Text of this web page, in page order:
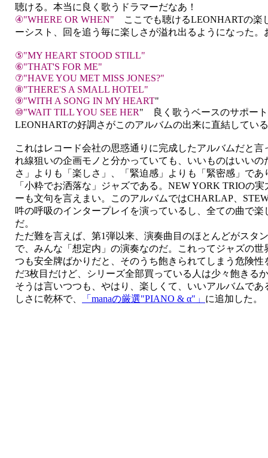
聴ける。本当に良く歌うドラマーだなあ！
④"WHERE OR WHEN" ここでも聴けるLEONHARTの楽
ーシスト、回を追う毎に楽しさが溢れ出るようになった
⑤"MY HEART STOOD STILL"
⑥"THAT'S FOR ME"
⑦"HAVE YOU MET MISS JONES?"
⑧"THERE'S A SMALL HOTEL"
⑨"WITH A SONG IN MY HEART"
⑩"WAIT TILL YOU SEE HER" 良く歌うベースのサポー
LEONHARTの好調さがこのアルバムの出来に直結してい
これはレコード会社の思惑通りに完成したアルバムだと
れ線狙いの企画モノと分かっていても、いいものはいい
さ」よりも「楽しさ」、「緊迫感」よりも「緊密感」で
「小粋でお洒落な」ジャズである。NEW YORK TRIOの
ーも文句を言えまい。
このアルバムではCHARLAP、
吽の呼吸のインタープレイを演っているし、全ての曲で
だ。
ただ難を言えば、第1弾以来、演奏曲目のほとんどがスタ
で、みんな「想定内」の演奏なのだ。これってジャズの
つも安全牌ばかりだと、そのうち飽きられてしまう危険
だ3枚目だけど、シリーズ全部買っている人は少々飽きる
そうは言いつつも、 やはり、 楽しくて、いいアルバムで
しさに乾杯で、
「manaの厳選"PIANO & α"」 に追加した